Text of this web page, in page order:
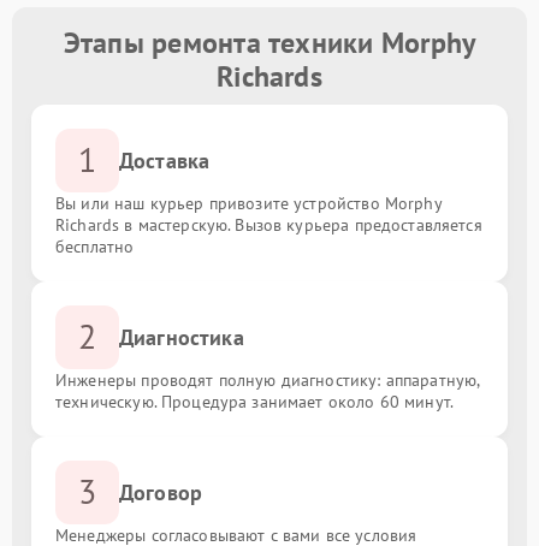
Этапы ремонта техники Morphy
Richards
1 Доставка
Вы или наш курьер привозите устройство Morphy
Richards в мастерскую. Вызов курьера предоставляется
бесплатно
2 Диагностика
Инженеры проводят полную диагностику: аппаратную,
техническую. Процедура занимает около 60 минут.
3 Договор
Менеджеры согласовывают с вами все условия